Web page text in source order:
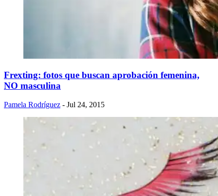
Frexting: fotos que buscan aprobación femenina,
NO masculina
Pamela Rodríguez - Jul 24, 2015